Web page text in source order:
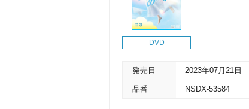
DVD
発売日 2023年07月21日
品番 NSDX-53584